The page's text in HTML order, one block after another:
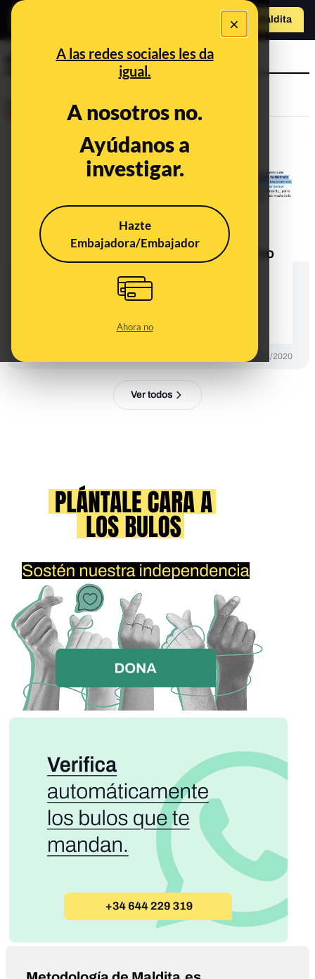
×
A las redes sociales les da
igual.
A nosotros no.
Ayúdanos a
investigar.
Hazte
Embajadora/Embajador
Ahora no
Hazte Maldita
documentación confidencial
No, el Gobierno de Pedro Sánchez no
destruir la documentación
confidencial de un hospital de
26/11/2020
Ver todos